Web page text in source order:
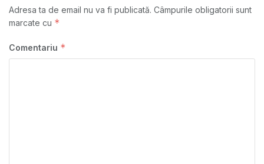
Adresa ta de email nu va fi publicată. Câmpurile obligatorii sunt
marcate cu *
Comentariu *